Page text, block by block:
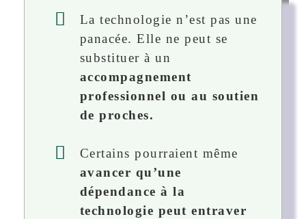
La technologie n’est pas une
panacée. Elle ne peut se
substituer à un
accompagnement
professionnel ou au soutien
de proches.
Certains pourraient même
avancer qu’une
dépendance à la
technologie peut entraver